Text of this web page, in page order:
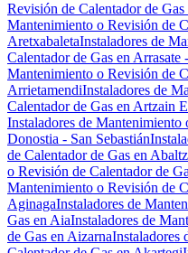
Revisión de Calentador de Gas
Mantenimiento o Revisión de
AretxabaletaInstaladores de
Calentador de Gas en Arrasate
Mantenimiento o Revisión de
ArrietamendiInstaladores de
Calentador de Gas en Artzain
Instaladores de
Donostia - San Sebastián
de Calentador de Gas en
o Revisión de Calentador de
Mantenimiento o Revisión de
AginagaInstaladores de
Gas en AiaInstaladores de
de Gas en AizarnaInstaladores